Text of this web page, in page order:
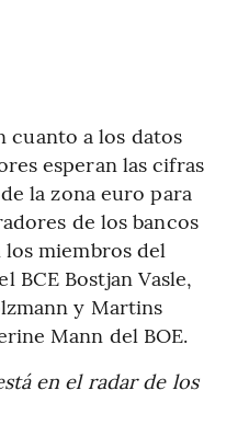
cuanto a los datos
esperan las cifras
la zona euro para
de los bancos
miembros del
BCE Bostjan Vasle,
y Martins
Mann del BOE.
en el radar de los